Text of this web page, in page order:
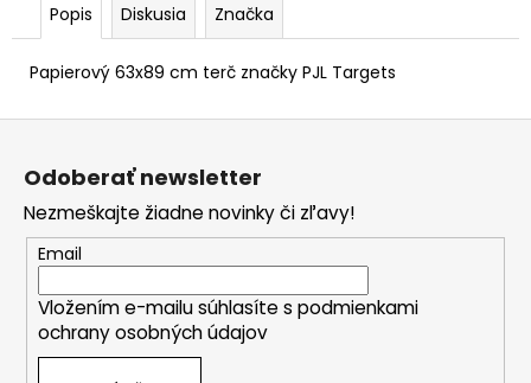
Popis Diskusia Značka
Papierový 63x89 cm terč značky PJL Targets
r
ú
č
a
e
Z
Odoberať newsletter
Nezmeškajte žiadne novinky či zľavy!
Email
Vložením e-mailu súhlasíte s podmienkami
ochrany osobných údajov